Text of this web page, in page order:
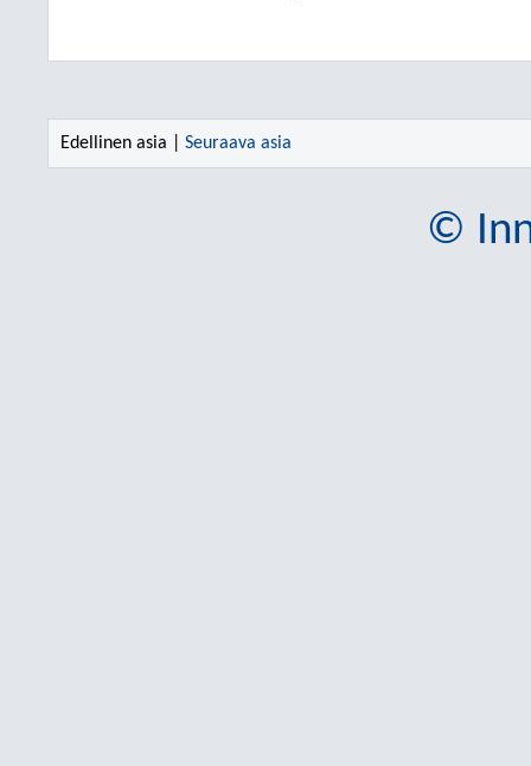
Edellinen asia | Seuraava asia
©